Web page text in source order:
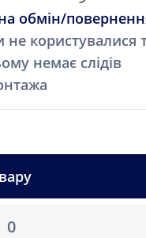
обмін/
користувалися
немає слідів
0